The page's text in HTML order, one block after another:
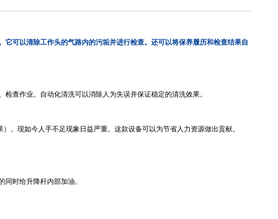
可以清除工作头的气路内的污垢并进行检查。还可以将保养履历和检查结果自
查作业。自动化清洗可以消除人为失误并保证稳定的清洗效果。
。现如今人手不足现象日益严重。这款设备可以为节省人力资源做出贡献。
时给升降杆内部加油。